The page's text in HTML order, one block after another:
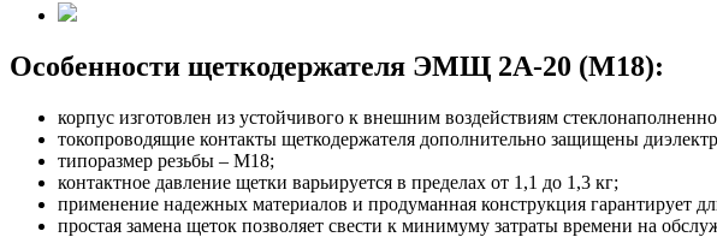
Особенности щеткодержателя ЭМЩ 2А-20 (М18):
корпус изготовлен из устойчивого к внешним воздействиям
токопроводящие контакты щеткодержателя дополнительно защищены
типоразмер резьбы – М18;
контактное давление щетки варьируется в пределах от 1,1 до 1,3 кг;
применение надежных материалов и продуманная конструкция гарантирует
простая замена щеток позволяет свести к минимуму затраты времени на